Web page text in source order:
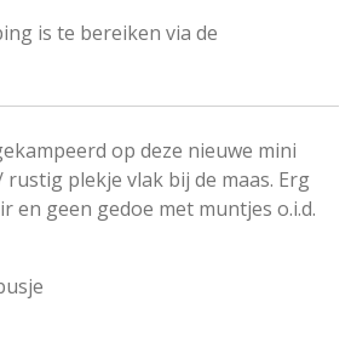
is te bereiken via de
op deze nieuwe mini
plekje vlak bij de maas. Erg
en geen gedoe met muntjes o.i.d.